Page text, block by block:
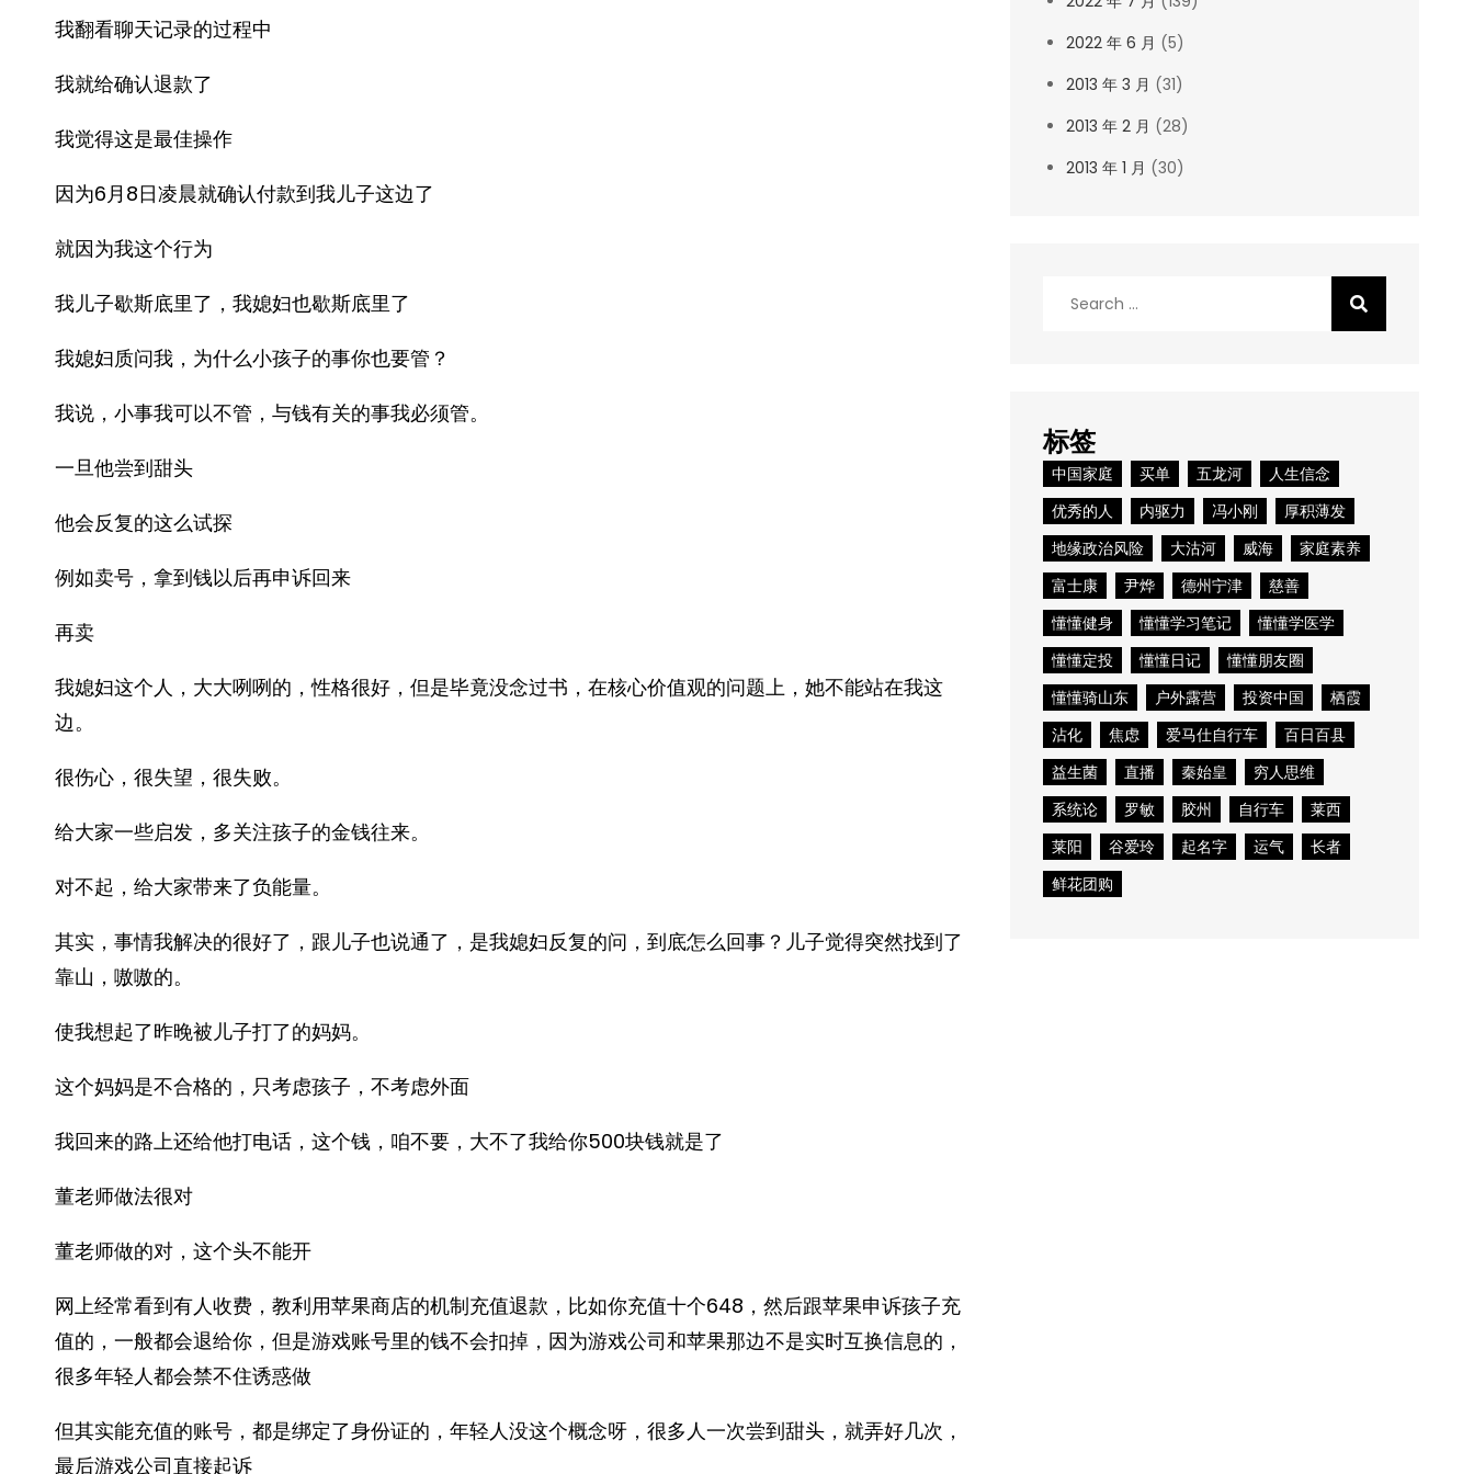
我翻看聊天记录的过程中
我就给确认退款了
我觉得这是最佳操作
因为6月8日凌晨就确认付款到我儿子这边了
就因为我这个行为
我儿子歇斯底里了，我媳妇也歇斯底里了
我媳妇质问我，为什么小孩子的事你也要管？
我说，小事我可以不管，与钱有关的事我必须管。
一旦他尝到甜头
他会反复的这么试探
例如卖号，拿到钱以后再申诉回来
再卖
我媳妇这个人，大大咧咧的，性格很好，但是毕竟没念过书，在核心价值观的问题上，她不能站在我这
边。
很伤心，很失望，很失败。
给大家一些启发，多关注孩子的金钱往来。
对不起，给大家带来了负能量。
其实，事情我解决的很好了，跟儿子也说通了，是我媳妇反复的问，到底怎么回事？儿子觉得突然找到了
靠山，嗷嗷的。
使我想起了昨晚被儿子打了的妈妈。
这个妈妈是不合格的，只考虑孩子，不考虑外面
我回来的路上还给他打电话，这个钱，咱不要，大不了我给你500块钱就是了
董老师做法很对
董老师做的对，这个头不能开
网上经常看到有人收费，教利用苹果商店的机制充值退款，比如你充值十个648，然后跟苹果申诉孩子充
值的，一般都会退给你，但是游戏账号里的钱不会扣掉，因为游戏公司和苹果那边不是实时互换信息的，
很多年轻人都会禁不住诱惑做
但其实能充值的账号，都是绑定了身份证的，年轻人没这个概念呀，很多人一次尝到甜头，就弄好几次，
最后游戏公司直接起诉
2022 年 6 月 (5)
2013 年 3 月 (31)
2013 年 2 月 (28)
2013 年 1 月 (30)
标签
中国家庭 买单 五龙河
人生信念
优秀的人
内驱力 冯小刚
厚积薄发
地缘政治风险
大沽河 威海
家庭素养
富士康
尹烨 德州宁津
慈善
懂懂健身
懂懂学习笔记
懂懂学医学
懂懂定投
懂懂日记
懂懂朋友圈
懂懂骑山东
户外露营 投资中国
栖霞
沾化
焦虑 爱马仕自行车
百日百县
益生菌
直播 秦始皇
穷人思维
系统论
罗敏 胶州 自行车
莱西
莱阳
谷爱玲 起名字 运气
长者
鲜花团购